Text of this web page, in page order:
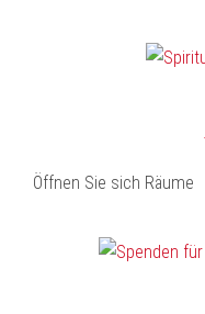
Öffnen Sie sich Räume